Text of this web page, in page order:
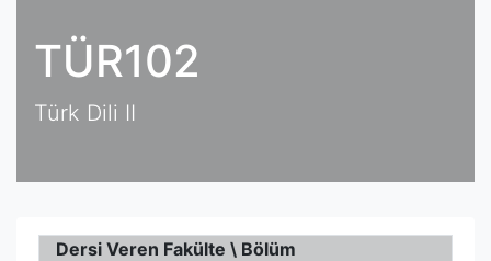
TÜR102
Türk Dili II
Dersi Veren Fakülte \ Bölüm